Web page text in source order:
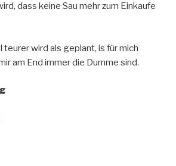
dass keine Sau mehr zum Einkaufe
teurer wird als geplant, is für mich
am End immer die Dumme sind.